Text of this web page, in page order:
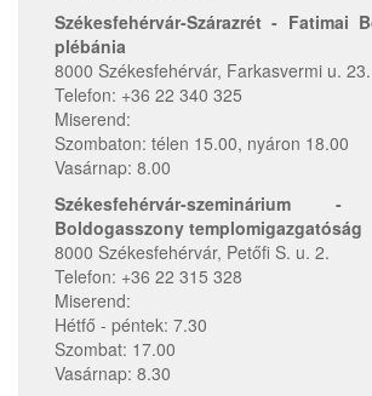
Székesfehérvár-Szárazrét - Fatimai
plébánia
8000 Székesfehérvár, Farkasvermi u. 23.
Telefon: +36 22 340 325
Miserend:
Szombaton: télen 15.00, nyáron 18.00
Vasárnap: 8.00
Székesfehérvár-szeminárium -
Boldogasszony templomigazgatóság
8000 Székesfehérvár, Petőfi S. u. 2.
Telefon: +36 22 315 328
Miserend:
Hétfő - péntek: 7.30
Szombat: 17.00
Vasárnap: 8.30